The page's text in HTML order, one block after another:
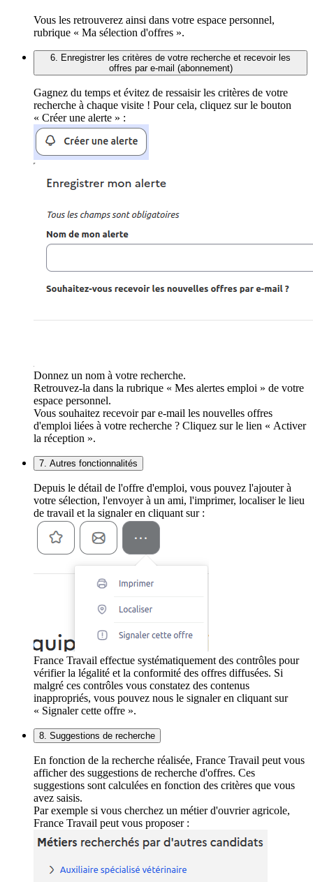
Vous les retrouverez ainsi dans votre espace personnel,
rubrique « Ma sélection d'offres ».
6. Enregistrer les critères de votre recherche et recevoir les
offres par e-mail (abonnement)
Gagnez du temps et évitez de ressaisir les critères de votre
recherche à chaque visite ! Pour cela, cliquez sur le bouton
« Créer une alerte » :
Donnez un nom à votre recherche.
Retrouvez-la dans la rubrique « Mes alertes emploi » de votre
espace personnel.
Vous souhaitez recevoir par e-mail les nouvelles offres
d'emploi liées à votre recherche ? Cliquez sur le lien « Activer
la réception ».
7. Autres fonctionnalités
Depuis le détail de l'offre d'emploi, vous pouvez l'ajouter à
votre sélection, l'envoyer à un ami, l'imprimer, localiser le lieu
de travail et la signaler en cliquant sur :
France Travail effectue systématiquement des contrôles pour
vérifier la légalité et la conformité des offres diffusées. Si
malgré ces contrôles vous constatez des contenus
inappropriés, vous pouvez nous le signaler en cliquant sur
« Signaler cette offre ».
8. Suggestions de recherche
En fonction de la recherche réalisée, France Travail peut vous
afficher des suggestions de recherche d'offres. Ces
suggestions sont calculées en fonction des critères que vous
avez saisis.
Par exemple si vous cherchez un métier d'ouvrier agricole,
France Travail peut vous proposer :